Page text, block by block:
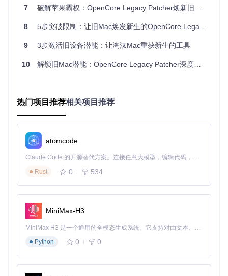
原理
：macOS在启动过程中会检查设备的SMBIOS信息，以此
决定是否提供完整功能支持。OCLP通过精确修改这些信息，
使系统误认为在支持的硬件上运行。
：工具会根据用户设备型号，自动选择最合适的受支持S
MBIOS配置文件，修改关键参数如设备型号标识符、主板ID和
技术突破点2：内核扩展适配框架
Lilu框架作为核心组件，在系统内核与老旧硬件间搭建了沟通
桥梁。这一模块化框架允许动态加载专为旧硬件设计的驱动程
序，解决显卡加速、音频输出等关键功能的兼容性问题。
原理 ：Lilu通过挂钩内核函数和补丁机制，实现对系统内核的
实时修改，而无需修改系统文件本身。
优势：模块化设计确保了对不同硬件组合的广泛支持，同时便
于开发者为新的硬件和系统版本创建适配补丁。
技术突破点3：安全修补机制
与传统越狱工具不同，OCLP采用安全修补机制，在保持系统
完整性保护(SIP)的同时，对关键系统文件进行针对性修改。
7 破解苹果霸权：OpenCore Legacy Patcher焕新旧Mac的技术民主化之路
8 5步突破限制：让旧Mac焕发新生的OpenCore Legacy Patcher全指南
9 3步激活旧设备潜能：让淘汰Mac重获新生的工具
10 解锁旧Mac潜能：OpenCore Legacy Patcher深度技术解析
热门项目推荐相关项目推荐
atomcode
Claude Code 的开源替代方案。连接任意大模型，编辑代码，运行命令，自动验证 — 全自动执行。用 Rust 构建，极致性能。 ｜ An open-source alternative to Claude Code. Connect any LLM, edit code, run commands, and verify changes — autonomously. Built in Rust for speed. Get Started
Rust
0 534
MiniMax-H3
MiniMax H3 是一个通用的全模态生成系统。它支持对由文本、图像、视频和音频组成的多模态上下文进行统一理解，并能生成分辨率高达 2K、时长可达 15 秒的带原生立体声音频的视频。得益于面向任务泛化的系统设计，H3 在预训练阶段就已具备广泛的多模态上下文理解与生成能力，能够出色地执行复杂的多模态指令。
Python
0 0